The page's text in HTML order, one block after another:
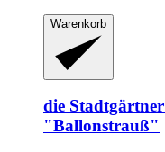
Warenkorb
die Stadtgärtner
"Ballonstrauß"